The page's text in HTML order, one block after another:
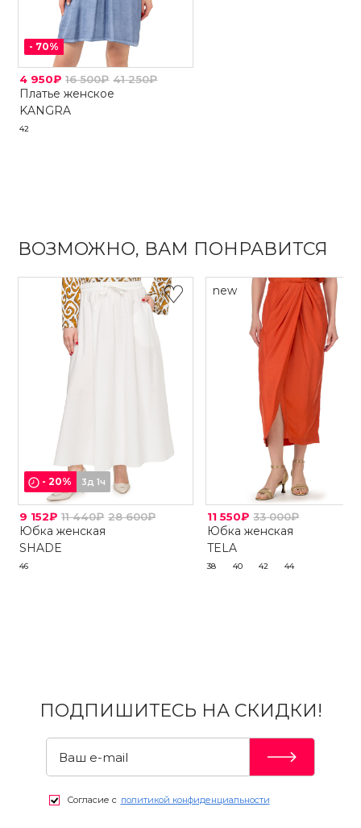
- 70%
4 950₽ 16 500₽ 41 250₽
Платье женское
KANGRA
42
ВОЗМОЖНО, ВАМ ПОНРАВИТСЯ
-20% 3д 1ч
9 152₽ 11 440₽ 28 600₽
Юбка женская
SHADE
46
new
11 550₽ 33 000₽
Юбка женская
TELA
38 40 42 44
ПОДПИШИТЕСЬ НА СКИДКИ!
Согласие с политикой конфиденциальности